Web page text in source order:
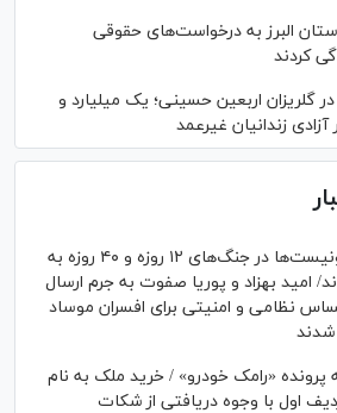
البرز به درخواست‌های حقوقی
گلریزان اربعین حسینی؛ یک میلیارد و
۲ عامل مهم صهیونیست‌ها در جنگ‌های ۱۲ روزه و ۴۰ روزه به
امید بهزاد و پوریا صفوت به جرم ارسال
نظامی و امنیتی برای افسران موساد
شدند
پرونده «رامک خودرو» / خرید ملک به نام
اول با وجوه دریافتی از شکات